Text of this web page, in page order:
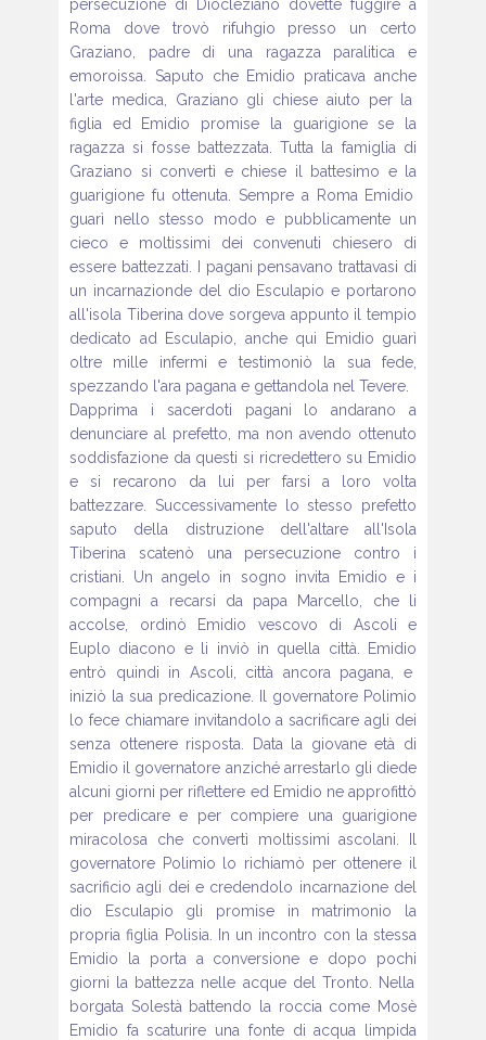
persecuzione di Diocleziano dovette fuggire a
Roma dovetrovò rifuhgio presso un certo
Graziano, padre di una ragazza paralitica e
emoroissa. Saputo che Emidio praticava anche
l'arte medica, Graziano gli chiese aiuto per la
figlia ed Emidio promise la guarigione se la
ragazza si fosse battezzata. Tutta la famiglia di
Graziano si convertì e chiese il battesimo e la
guarigione fu ottenuta. Sempre a Roma Emidio
guarì nello stesso modo e pubblicamente un
cieco e moltissimi dei convenuti chiesero di
essere battezzati. I pagani pensavano trattavasi di
un incarnazionde del dio Esculapio e portarono
all'isola Tiberina dove sorgeva appunto il tempio
dedicato ad Esculapio,
anche qui Emidio guarì
oltre mille infermi e testimoniò la sua fede,
spezzando l'ara pagana e gettandola nel Tevere.
Dapprima i sacerdoti pagani lo andarano a
denunciare al prefetto,
ma non avendo ottenuto
soddisfazione da questi si ricredettero su Emidio
e si recarono da lui per farsi a loro volta
battezzare.
Successivamente lo stesso prefetto
saputo della distruzionedell'altare all'Isola
Tiberina scatenò una persecuzione contro i
cristiani. Un angelo in sogno invita Emidio e i
compagni a recarsi da papa Marcello, che li
accolse, ordinò Emidio vescovo di Ascoli e
Euplo diacono e li inviò in quella città. Emidio
entrò quindi in Ascoli, città ancora pagana, e
iniziò la sua predicazione. Il governatore Polimio
lo fece chiamare invitandolo a sacrificare agli dei
senza ottenere risposta. Data la giovaneetà di
Emidio il governatore anziché arrestarlo gli diede
alcuni giorni per riflettere ed Emidio ne approfittò
per predicaree per compiere una guarigione
miracolosa che convertì moltissimi ascolani. Il
governatore Polimio lo richiamò per ottenere il
sacrificio agli dei e credendolo incarnazione del
dio Esculapio gli promise in matrimonio la
propria figlia Polisia. In un incontro con la stessa
Emidio la porta a conversione e dopo pochi
giorni la battezza nelle acque del Tronto. Nella
borgata Solestà battendo la roccia come Mosè
Emidio fa scaturire una fonte di acqua limpida